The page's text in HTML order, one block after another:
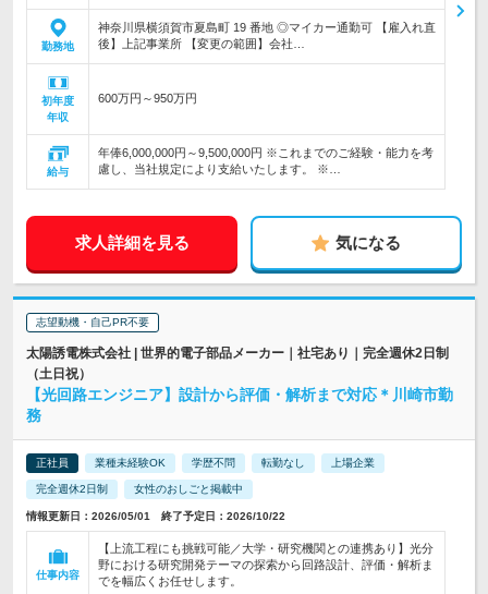
勤務地
神奈川県横須賀市夏島町 19 番地 ◎マイカー通勤可 【雇入れ直
後】上記事業所 【変更の範囲】会社…
初年度
年収
600万円～950万円
給与
年俸6,000,000円～9,500,000円 ※これまでのご経験・能力を考
慮し、当社規定により支給いたします。 ※…
求人詳細を見る 気になる
志望動機・自己PR不要
太陽誘電株式会社 | 世界的電子部品メーカー｜社宅あり｜完全週休2日制
（土日祝）
【光回路エンジニア】設計から評価・解析まで対応＊川崎市勤
務
正社員 業種未経験OK 学歴不問 転勤なし 上場企業
完全週休2日制 女性のおしごと掲載中
情報更新日：2026/05/01 終了予定日：2026/10/22
仕事内容
【上流工程にも挑戦可能／大学・研究機関との連携あり】光分
野における研究開発テーマの探索から回路設計、評価・解析ま
でを幅広くお任せします。